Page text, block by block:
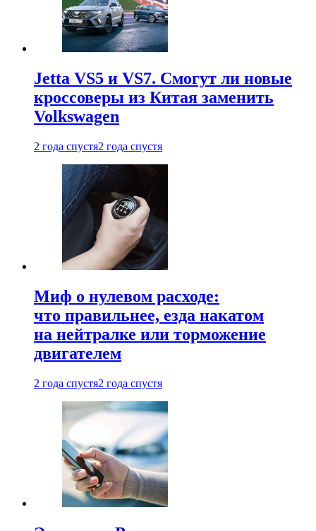
Jetta VS5 и VS7. Смогут ли новые
кроссоверы из Китая заменить
Volkswagen
2 года спустя2 года спустя
Миф о нулевом расходе:
что правильнее, езда накатом
на нейтралке или торможение
двигателем
2 года спустя2 года спустя